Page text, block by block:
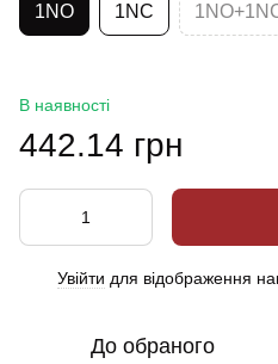
1NO 1NC
В наявності
442.14 грн
Увійти для відображення
До обраного